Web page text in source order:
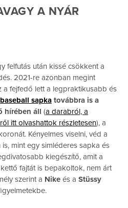
A NYÁR
felfutás után kissé csökkent a
2021-re azonban megint
a fejfedő lett a legpraktikusabb és
baseball sapka továbbra is a
hírében áll (a darabról, a
itt olvashattok részletesen), a
Kényelmes viselni, véd a
mint egy simléderes sapka és
kiegészítő, amit a
fajtát is bepakoltok, nem árt
szerint a Nike és a Stüssy